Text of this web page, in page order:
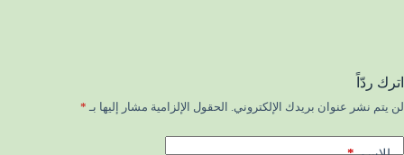
اترك ردّاً
لن يتم نشر عنوان بريدك الإلكتروني. الحقول الإلزامية مشار إليها بـ *